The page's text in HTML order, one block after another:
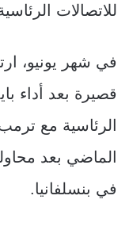
للاتصالات
قصيرة بعد أداء
الرئاسية مع
الماضي بعد
في بنسلفانيا.